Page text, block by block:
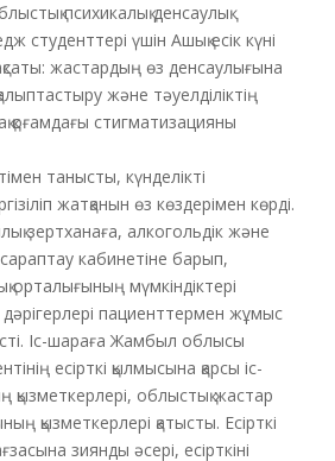
психикалық денсаулық
студенттері үшін Ашық есік күні
жастардың өз денсаулығына
және тәуелділіктің
қоғамдағы стигматизацияны
танысты, күнделікті
жатқанын өз көздерімен көрді.
зертханаға, алкогольдік және
сараптау кабинетіне барып,
орталығының мүмкіндіктері
пациенттермен жұмыс
Іс-шараға Жамбыл облысы
есірткі қылмысына қарсы іс-
қызметкерлері, облыстық жастар
қызметкерлері қатысты. Есірткі
зиянды әсері, есірткіні